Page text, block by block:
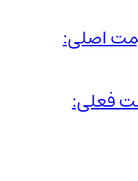
اصلی:
فعلی: